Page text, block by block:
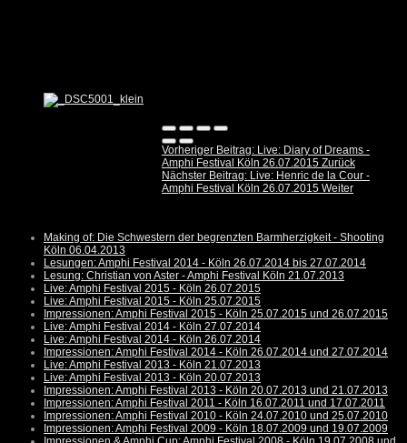
Vorheriger Beitrag: Live: Diary of Dreams -
Amphi Festival Köln 26.07.2015 Zurück
Nächster Beitrag: Live: Henric de la Cour -
Amphi Festival Köln 26.07.2015 Weiter
Making of: Die Schwestern der begrenzten Barmherzigkeit - Shooting
Köln 06.04.2013
Lesungen: Amphi Festival 2014 - Köln 26.07.2014 bis 27.07.2014
Lesung: Christian von Aster - Amphi Festival Köln 21.07.2013
Live: Amphi Festival 2015 - Köln 26.07.2015
Live: Amphi Festival 2015 - Köln 25.07.2015
Impressionen: Amphi Festival 2015 - Köln 25.07.2015 und 26.07.2015
Live: Amphi Festival 2014 - Köln 27.07.2014
Live: Amphi Festival 2014 - Köln 26.07.2014
Impressionen: Amphi Festival 2014 - Köln 26.07.2014 und 27.07.2014
Live: Amphi Festival 2013 - Köln 21.07.2013
Live: Amphi Festival 2013 - Köln 20.07.2013
Impressionen: Amphi Festival 2013 - Köln 20.07.2013 und 21.07.2013
Impressionen: Amphi Festival 2011 - Köln 16.07.2011 und 17.07.2011
Impressionen: Amphi Festival 2010 - Köln 24.07.2010 und 25.07.2010
Impressionen: Amphi Festival 2009 - Köln 18.07.2009 und 19.07.2009